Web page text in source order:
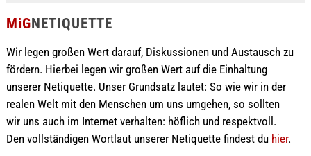
MiGNETIQUETTE
Wir legen großen Wert darauf, Diskussionen und Austausch zu
fördern. Hierbei legen wir großen Wert auf die Einhaltung
unserer Netiquette. Unser Grundsatz lautet: So wie wir in der
realen Welt mit den Menschen um uns umgehen, so sollten
wir uns auch im Internet verhalten: höflich und respektvoll.
Den vollständigen Wortlaut unserer Netiquette findest du hier.